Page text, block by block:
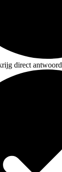
direct antwoord